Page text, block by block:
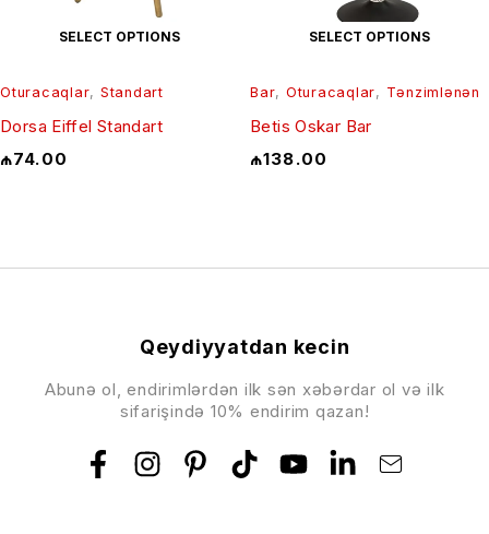
SELECT OPTIONS
Oturacaqlar, Standart
Dorsa Eiffel Standart
₼74.00
SELECT OPTIONS
Bar, Oturacaqlar, Tənzimlənən
Betis Oskar Bar
₼138.00
Qeydiyyatdan kecin
Abunə ol, endirimlərdən ilk sən xəbərdar ol və ilk
sifarişində 10% endirim qazan!